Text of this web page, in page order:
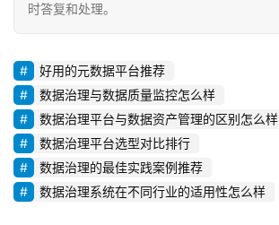
时答复和处理。
好用的元数据平台推荐
数据治理与数据质量监控怎么样
数据治理平台与数据资产管理的区别怎么样
数据治理平台选型对比排行
数据治理的最佳实践案例推荐
数据治理系统在不同行业的适用性怎么样